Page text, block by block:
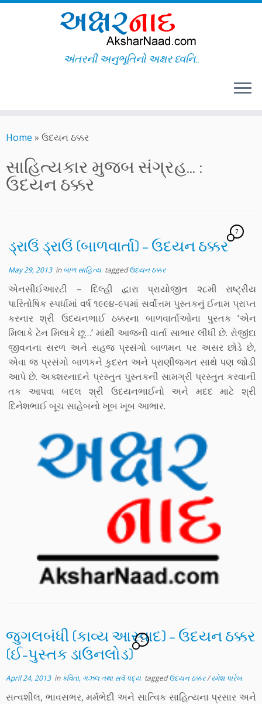
to
અંતરની અનુભૂતિનો અક્ષર ધ્વનિ..
Home » ઉદયન ઠક્કર
સાહિત્યકાર મુજબ સંગ્રહ... :
ઉદયન ઠક્કર
ડ્રાઉં ડ્રાઉં (બાળવાર્તા) – ઉદયન ઠક્કર
7
May 29, 2013inબાળ સાહિત્ય taggedઉદયન ઠક્કર
એનસીઈઆરટી – દિલ્હી દ્વારા પ્રાયોજીત ૨૮મી રાષ્ટ્રીય
પારિતોષિક સ્પર્ધામાં વર્ષ ૧૯૯૪-૯૫માં સર્વોત્તમ પુસ્તકનું ઈનામ પ્રાપ્ત
કરનાર શ્રી ઉદયનભાઈ ઠક્કરના બાળવાર્તાઓના પુસ્તક ‘એન
મિલાકે ટેન મિલાકે છૂ…’ માંથી આજની વાર્તા સાભાર લીધી છે. રોજીંદા
જીવનના સરળ અને સહજ પ્રસંગો બાળમન પર અસર છોડે છે,
એવા જ પ્રસંગો બાળકને કુદરત અને પ્રાણીજગત સાથે પણ જોડી
આપે છે. અક્શરનાદને પ્રસ્તુત પુસ્તકની સામગ્રી પ્રસ્તુત કરવાની
તક આપવા બદલ શ્રી ઉદયનભાઈનો અને મદદ માટે શ્રી
દિનેશભાઈ બૂચ સાહેબનો ખૂબ ખૂબ આભાર.
જુગલબંધી (કાવ્ય આસ્વાદ) – ઉદયન ઠક્કર
(ઈ-પુસ્તક ડાઉનલોડ)
2
April 24, 2013inકવિતા, ગઝલ તથા સર્વ પદ્ય taggedઉદયન ઠક્કર/રમેશ પારેખ
સત્વશીલ, ભાવસભર, મર્મભેદી અને સાત્વિક સાહિત્યના પ્રસાર અને